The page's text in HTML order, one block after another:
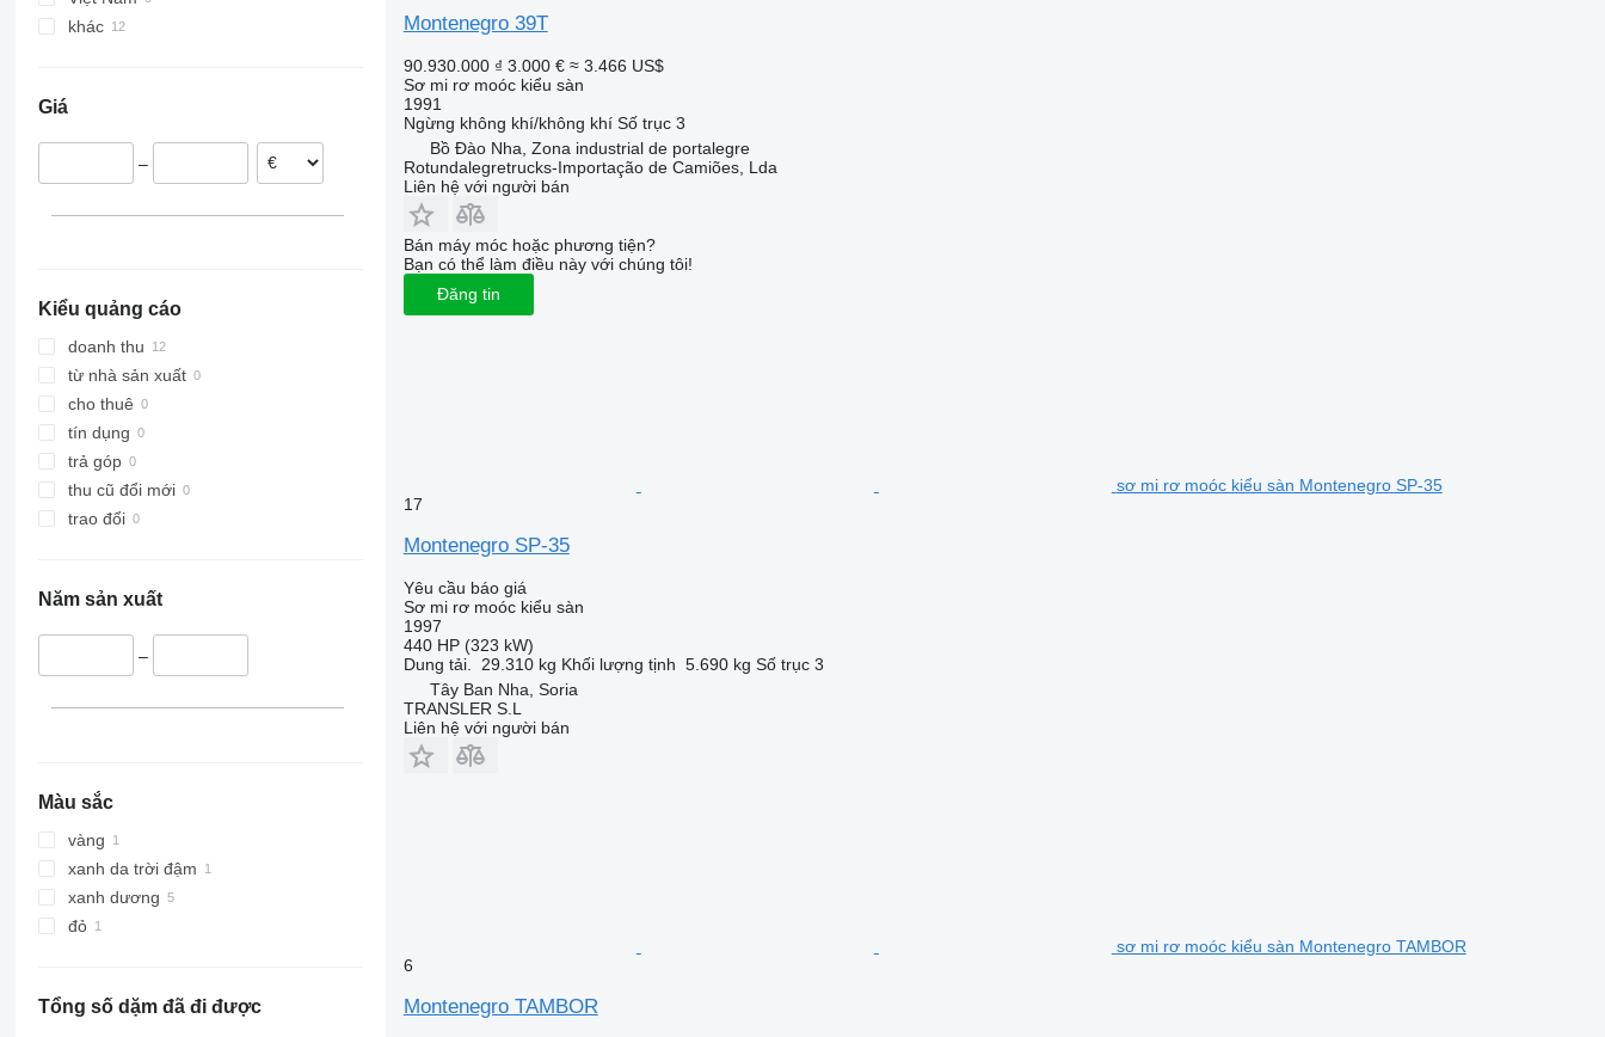
khác
Giá
–
Kiểu quảng cáo
doanh thu
từ nhà sản xuất
cho thuê
tín dụng
trả góp
thu cũ đổi mới
trao đổi
Năm sản xuất
–
Màu sắc
vàng
xanh da trời đậm
xanh dương
đỏ
Tổng số dặm đã đi được
Montenegro 39T
90.930.000 ₫ 3.000 € ≈ 3.466 US$
Sơ mi rơ moóc kiểu sàn
1991
Ngừng không khí/không khí Số trục 3
Bồ Đào Nha, Zona industrial de portalegre
Rotundalegretrucks-Importação de Camiões, Lda
Liên hệ với người bán
Bán máy móc hoặc phương tiện?
Bạn có thể làm điều này với chúng tôi!
Đăng tin
sơ mi rơ moóc kiểu sàn Montenegro SP-35
17
Montenegro SP-35
Yêu cầu báo giá
Sơ mi rơ moóc kiểu sàn
1997
440 HP (323 kW)
Dung tải.
29.310 kg Khối lượng tịnh 5.690 kg Số trục 3
Tây Ban Nha, Soria
TRANSLER S.L
Liên hệ với người bán
sơ mi rơ moóc kiểu sàn Montenegro TAMBOR
6
Montenegro TAMBOR